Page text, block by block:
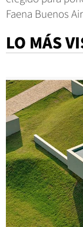
Faena Buenos
LO MÁS